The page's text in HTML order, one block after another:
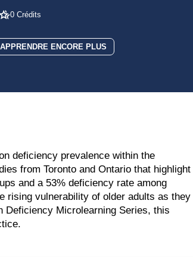
0 Crédits
APPRENDRE ENCORE PLUS
deficiency prevalence within the
from Toronto and Ontario that highlight
and a 53% deficiency rate among
rising vulnerability of older adults as they
Deficiency Microlearning Series, this